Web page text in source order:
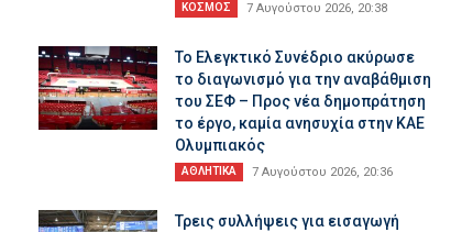
ΚΟΣΜΟΣ 7 Αυγούστου 2026, 20:38
Το Ελεγκτικό Συνέδριο ακύρωσε
το διαγωνισμό για την αναβάθμιση
του ΣΕΦ – Προς νέα δημοπράτηση
το έργο, καμία ανησυχία στην ΚΑΕ
Ολυμπιακός
ΑΘΛΗΤΙΚΑ 7 Αυγούστου 2026, 20:36
Τρεις συλλήψεις για εισαγωγή